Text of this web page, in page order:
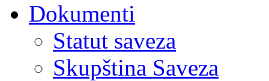
Dokumenti
Statut saveza
Skupština Saveza